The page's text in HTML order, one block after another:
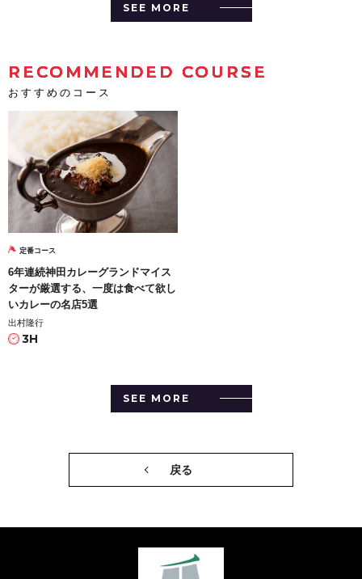
SEE MORE
RECOMMENDED COURSE
おすすめのコース
定番コース
6年連続神田カレーグランドマイス
ターが厳選する、一度は食べて欲し
いカレーの名店5選
出村隆行
3H
SEE MORE
戻る